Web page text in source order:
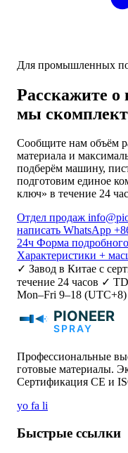
Для промышленных
Расскажите
мы
Сообщите нам объём
материала и
подберём машину,
подготовим единое
ключ» в течение 24
Отдел продаж
написать WhatsApp
24ч Форма подробного
Характеристики +
✓ Завод в Китае с
течение 24 часов ✓
Mon–Fri 9–18 (UTC+8)
Профессиональные
готовые материалы.
Сертификация CE и
yo fa li
Быстрые ссылки